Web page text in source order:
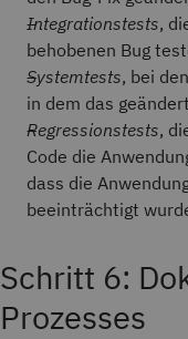
Integrationstests,
behobenen Bug
Systemtests, bei
in dem das
Regressionstests,
Code die
dass die
beeinträchtigt
Schritt 6:
Prozesses